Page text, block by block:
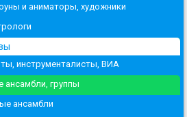
и аниматоры, художники
инструменталисты, ВИА
группы
ансамбли